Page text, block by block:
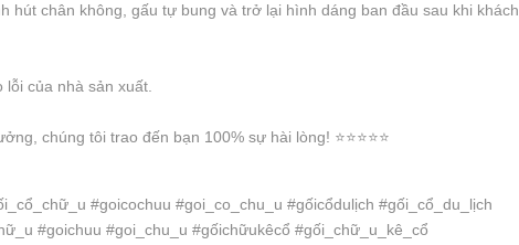
hút chân không, gấu tự bung và trở lại hình dáng ban đầu sau khi khách
của nhà sản xuất.
chúng tôi trao đến bạn 100% sự hài lòng! ⭐️⭐️⭐️⭐️⭐️
#goicochuu #goi_co_chu_u #gốicổdulịch #gối_cổ_du_lịch
#goichuu #goi_chu_u #gốichữukêcổ #gối_chữ_u_kê_cổ